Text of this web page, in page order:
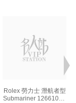
Rolex 勞力士 潛航者型
Submariner 126610ln-